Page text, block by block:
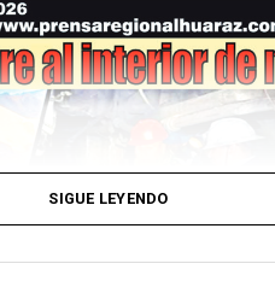
SIGUE LEYENDO